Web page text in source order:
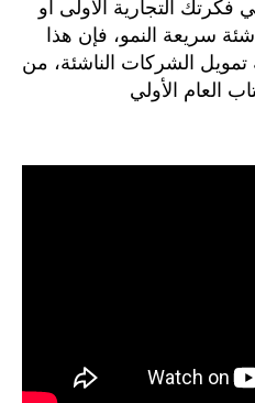
التجارية الأولى أو
سريعة النمو، فإن هذا
الشركات الناشئة، من
العام الأولي